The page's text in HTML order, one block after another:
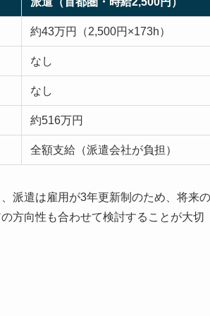
約43万円（2,500円×173h）
なし
なし
約516万円
全額支給（派遣会社が負担）
派遣は雇用が3年更新制のため、将来の
方向性も合わせて検討することが大切